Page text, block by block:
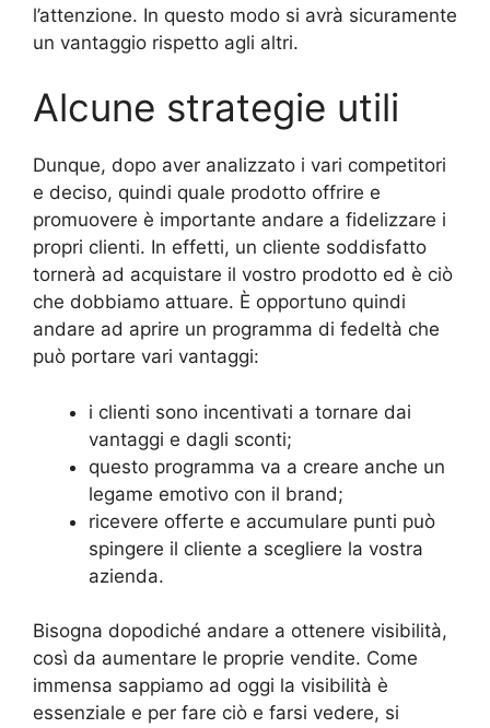
l’attenzione. In questo modo si avrà sicuramente
un vantaggio rispetto agli altri.
Alcune strategie utili
Dunque, dopo aver analizzato i vari competitori
e deciso, quindi quale prodotto offrire e
promuovere è importante andare a fidelizzare i
propri clienti. In effetti, un cliente soddisfatto
tornerà ad acquistare il vostro prodotto ed è ciò
che dobbiamo attuare. È opportuno quindi
andare ad aprire un programma di fedeltà che
può portare vari vantaggi:
i clienti sono incentivati a tornare dai
vantaggi e dagli sconti;
questo programma va a creare anche un
legame emotivo con il brand;
ricevere offerte e accumulare punti può
spingere il cliente a scegliere la vostra
azienda.
Bisogna dopodiché andare a ottenere visibilità,
così da aumentare le proprie vendite. Come
immensa sappiamo ad oggi la visibilità è
essenziale e per fare ciò e farsi vedere, si